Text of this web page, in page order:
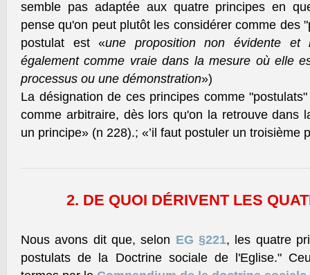
semble pas adaptée aux quatre principes en
pense qu'on peut plutôt les considérer comme des
postulat est «une proposition non évidente et
également comme vraie dans la mesure où elle
processus ou une démonstration»)
La désignation de ces principes comme
comme arbitraire, dès lors qu'on la retrouve dans
un principe» (n 228).; «’il faut postuler un troisième
2. DE QUOI DÉRIVENT LES
Nous avons dit que, selon EG §221, les quatre
postulats de la Doctrine sociale de l'Eglise."